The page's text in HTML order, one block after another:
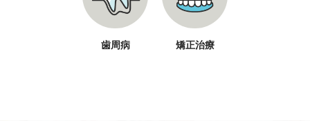
歯周病 矯正治療